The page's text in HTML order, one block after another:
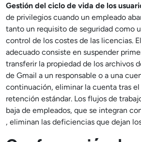
Gestión del ciclo de vida de los
de privilegios cuando un empleado
tanto un requisito de seguridad como
control de los costes de las licencias.
adecuado consiste en suspender
transferir la propiedad de los archivos
de Gmail a un responsable o a una
continuación, eliminar la cuenta tras
retención estándar. Los flujos de
baja de empleados, que se integran
, eliminan las deficiencias que dejan